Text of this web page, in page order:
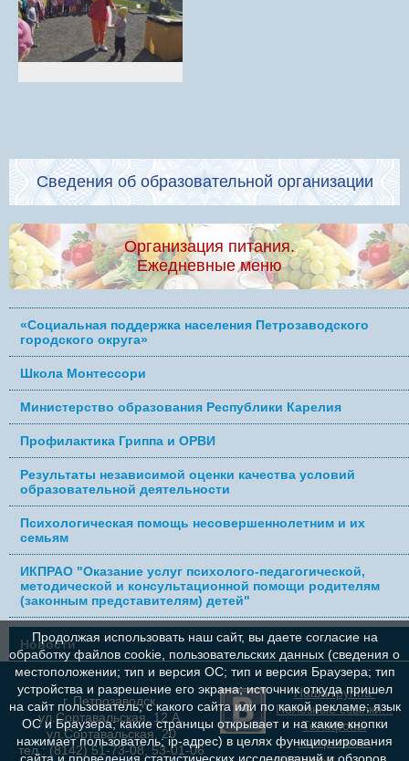
Сведения об образовательной организации
Организация питания.
Ежедневные меню
«Социальная поддержка населения Петрозаводского
городского округа»
Школа Монтессори
Министерство образования Республики Карелия
Профилактика Гриппа и ОРВИ
Результаты независимой оценки качества условий
образовательной деятельности
Психологическая помощь несовершеннолетним и их
семьям
ИКПРАО "Оказание услуг психолого-педагогической,
методической и консультационной помощи родителям
(законным представителям) детей"
Новости
г. Петрозаводск,
ул.Сортавальская, 12 А,
ул.Сортавальская, 20
тел.: (8142) 51-73-08, 53-01-06
Наша группа
Полезные ссылки...
Телефоны
контрольно-
Продолжая использовать наш сайт, вы даете согласие на
обработку файлов cookie, пользовательских данных (сведения о
местоположении; тип и версия ОС; тип и версия Браузера; тип
устройства и разрешение его экрана; источник откуда пришел
на сайт пользователь; с какого сайта или по какой рекламе; язык
ОС и Браузера; какие страницы открывает и на какие кнопки
нажимает пользователь; ip-адрес) в целях функционирования